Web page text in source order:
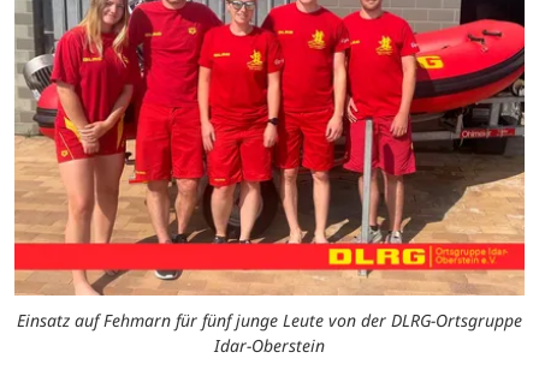
Einsatz auf Fehmarn für fünf junge Leute von der DLRG-Ortsgruppe
Idar-Oberstein